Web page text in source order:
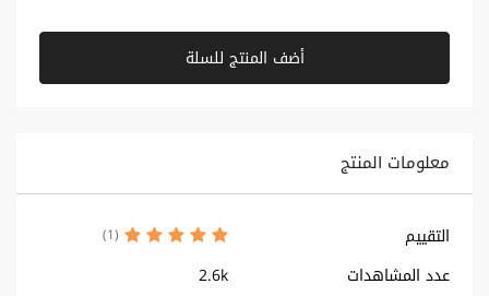
أضف المنتج للسلة
معلومات المنتج
التقييم (1)
عدد المشاهدات
2.6k